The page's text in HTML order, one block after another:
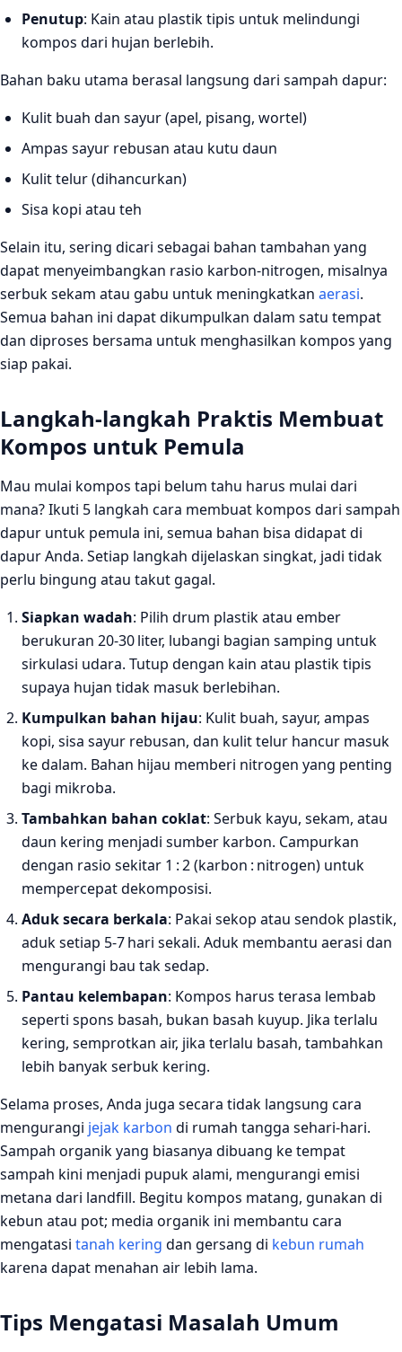
Penutup: Kain atau plastik tipis untuk melindungi
kompos dari hujan berlebih.
Bahan baku utama berasal langsung dari sampah dapur:
Kulit buah dan sayur (apel, pisang, wortel)
Ampas sayur rebusan atau kutu daun
Kulit telur (dihancurkan)
Sisa kopi atau teh
Selain itu, sering dicari sebagai bahan tambahan yang
dapat menyeimbangkan rasio karbon‑nitrogen, misalnya
serbuk sekam atau gabu untuk meningkatkan aerasi.
Semua bahan ini dapat dikumpulkan dalam satu tempat
dan diproses bersama untuk menghasilkan kompos yang
siap pakai.
Langkah‑langkah Praktis Membuat
Kompos untuk Pemula
Mau mulai kompos tapi belum tahu harus mulai dari
mana? Ikuti 5 langkah cara membuat kompos dari sampah
dapur untuk pemula ini, semua bahan bisa didapat di
dapur Anda. Setiap langkah dijelaskan singkat, jadi tidak
perlu bingung atau takut gagal.
Siapkan wadah: Pilih drum plastik atau ember
berukuran 20‑30 liter, lubangi bagian samping untuk
sirkulasi udara. Tutup dengan kain atau plastik tipis
supaya hujan tidak masuk berlebihan.
Kumpulkan bahan hijau: Kulit buah, sayur, ampas
kopi, sisa sayur rebusan, dan kulit telur hancur masuk
ke dalam. Bahan hijau memberi nitrogen yang penting
bagi mikroba.
Tambahkan bahan coklat: Serbuk kayu, sekam, atau
daun kering menjadi sumber karbon. Campurkan
dengan rasio sekitar 1 : 2 (karbon : nitrogen) untuk
mempercepat dekomposisi.
Aduk secara berkala: Pakai sekop atau sendok plastik,
aduk setiap 5‑7 hari sekali. Aduk membantu aerasi dan
mengurangi bau tak sedap.
Pantau kelembapan: Kompos harus terasa lembab
seperti spons basah, bukan basah kuyup. Jika terlalu
kering, semprotkan air, jika terlalu basah, tambahkan
lebih banyak serbuk kering.
Selama proses, Anda juga secara tidak langsung cara
mengurangi jejak karbon di rumah tangga sehari-hari.
Sampah organik yang biasanya dibuang ke tempat
sampah kini menjadi pupuk alami, mengurangi emisi
metana dari landfill. Begitu kompos matang, gunakan di
kebun atau pot; media organik ini membantu cara
mengatasi tanah kering dan gersang di kebun rumah
karena dapat menahan air lebih lama.
Tips Mengatasi Masalah Umum